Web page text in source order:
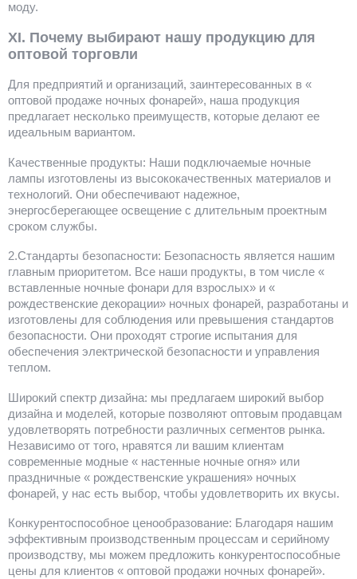
моду.
ХI. Почему выбирают нашу продукцию для
оптовой торговли
Для предприятий и организаций, заинтересованных в «
оптовой продаже ночных фонарей», наша продукция
предлагает несколько преимуществ, которые делают ее
идеальным вариантом.
Качественные продукты: Наши подключаемые ночные
лампы изготовлены из высококачественных материалов и
технологий. Они обеспечивают надежное,
энергосберегающее освещение с длительным проектным
сроком службы.
2.Стандарты безопасности: Безопасность является нашим
главным приоритетом. Все наши продукты, в том числе «
вставленные ночные фонари для взрослых» и «
рождественские декорации» ночных фонарей, разработаны и
изготовлены для соблюдения или превышения стандартов
безопасности. Они проходят строгие испытания для
обеспечения электрической безопасности и управления
теплом.
Широкий спектр дизайна: мы предлагаем широкий выбор
дизайна и моделей, которые позволяют оптовым продавцам
удовлетворять потребности различных сегментов рынка.
Независимо от того, нравятся ли вашим клиентам
современные модные « настенные ночные огня» или
праздничные « рождественские украшения» ночных
фонарей, у нас есть выбор, чтобы удовлетворить их вкусы.
Конкурентоспособное ценообразование: Благодаря нашим
эффективным производственным процессам и серийному
производству, мы можем предложить конкурентоспособные
цены для клиентов « оптовой продажи ночных фонарей».